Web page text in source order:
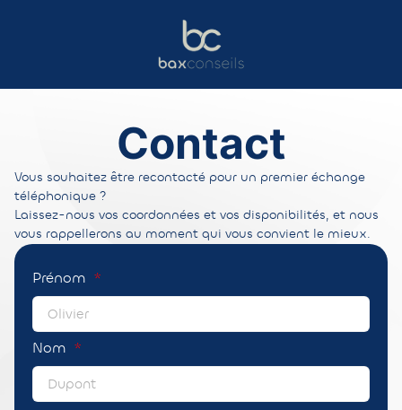
Contact
Vous souhaitez être recontacté pour un premier échange
téléphonique ?
Laissez-nous vos coordonnées et vos disponibilités, et nous
vous rappellerons au moment qui vous convient le mieux.
Prénom
Nom